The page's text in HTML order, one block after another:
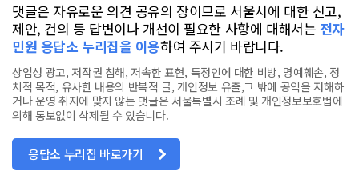
댓글은 자유로운 의견 공유의 장이므로 서울시에 대한 신고,
제안, 건의 등 답변이나 개선이 필요한 사항에 대해서는 전자
민원 응답소 누리집을 이용하여 주시기 바랍니다.
상업성 광고, 저작권 침해, 저속한 표현, 특정인에 대한 비방, 명예훼손, 정
치적 목적, 유사한 내용의 반복적 글, 개인정보 유출,그 밖에 공익을 저해하
거나 운영 취지에 맞지 않는 댓글은 서울특별시 조례 및 개인정보보호법에
의해 통보없이 삭제될 수 있습니다.
응답소 누리집 바로가기